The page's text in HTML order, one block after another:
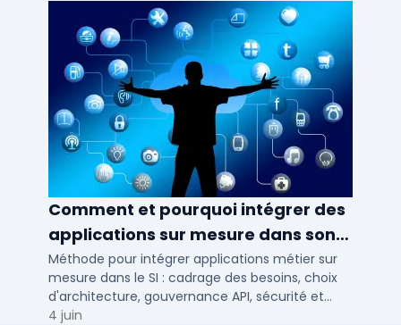
Comment et pourquoi intégrer des
applications sur mesure dans son
SI ?
Méthode pour intégrer applications métier sur
mesure dans le SI : cadrage des besoins, choix
d'architecture, gouvernance API, sécurité et
conduite du changement.
4 juin